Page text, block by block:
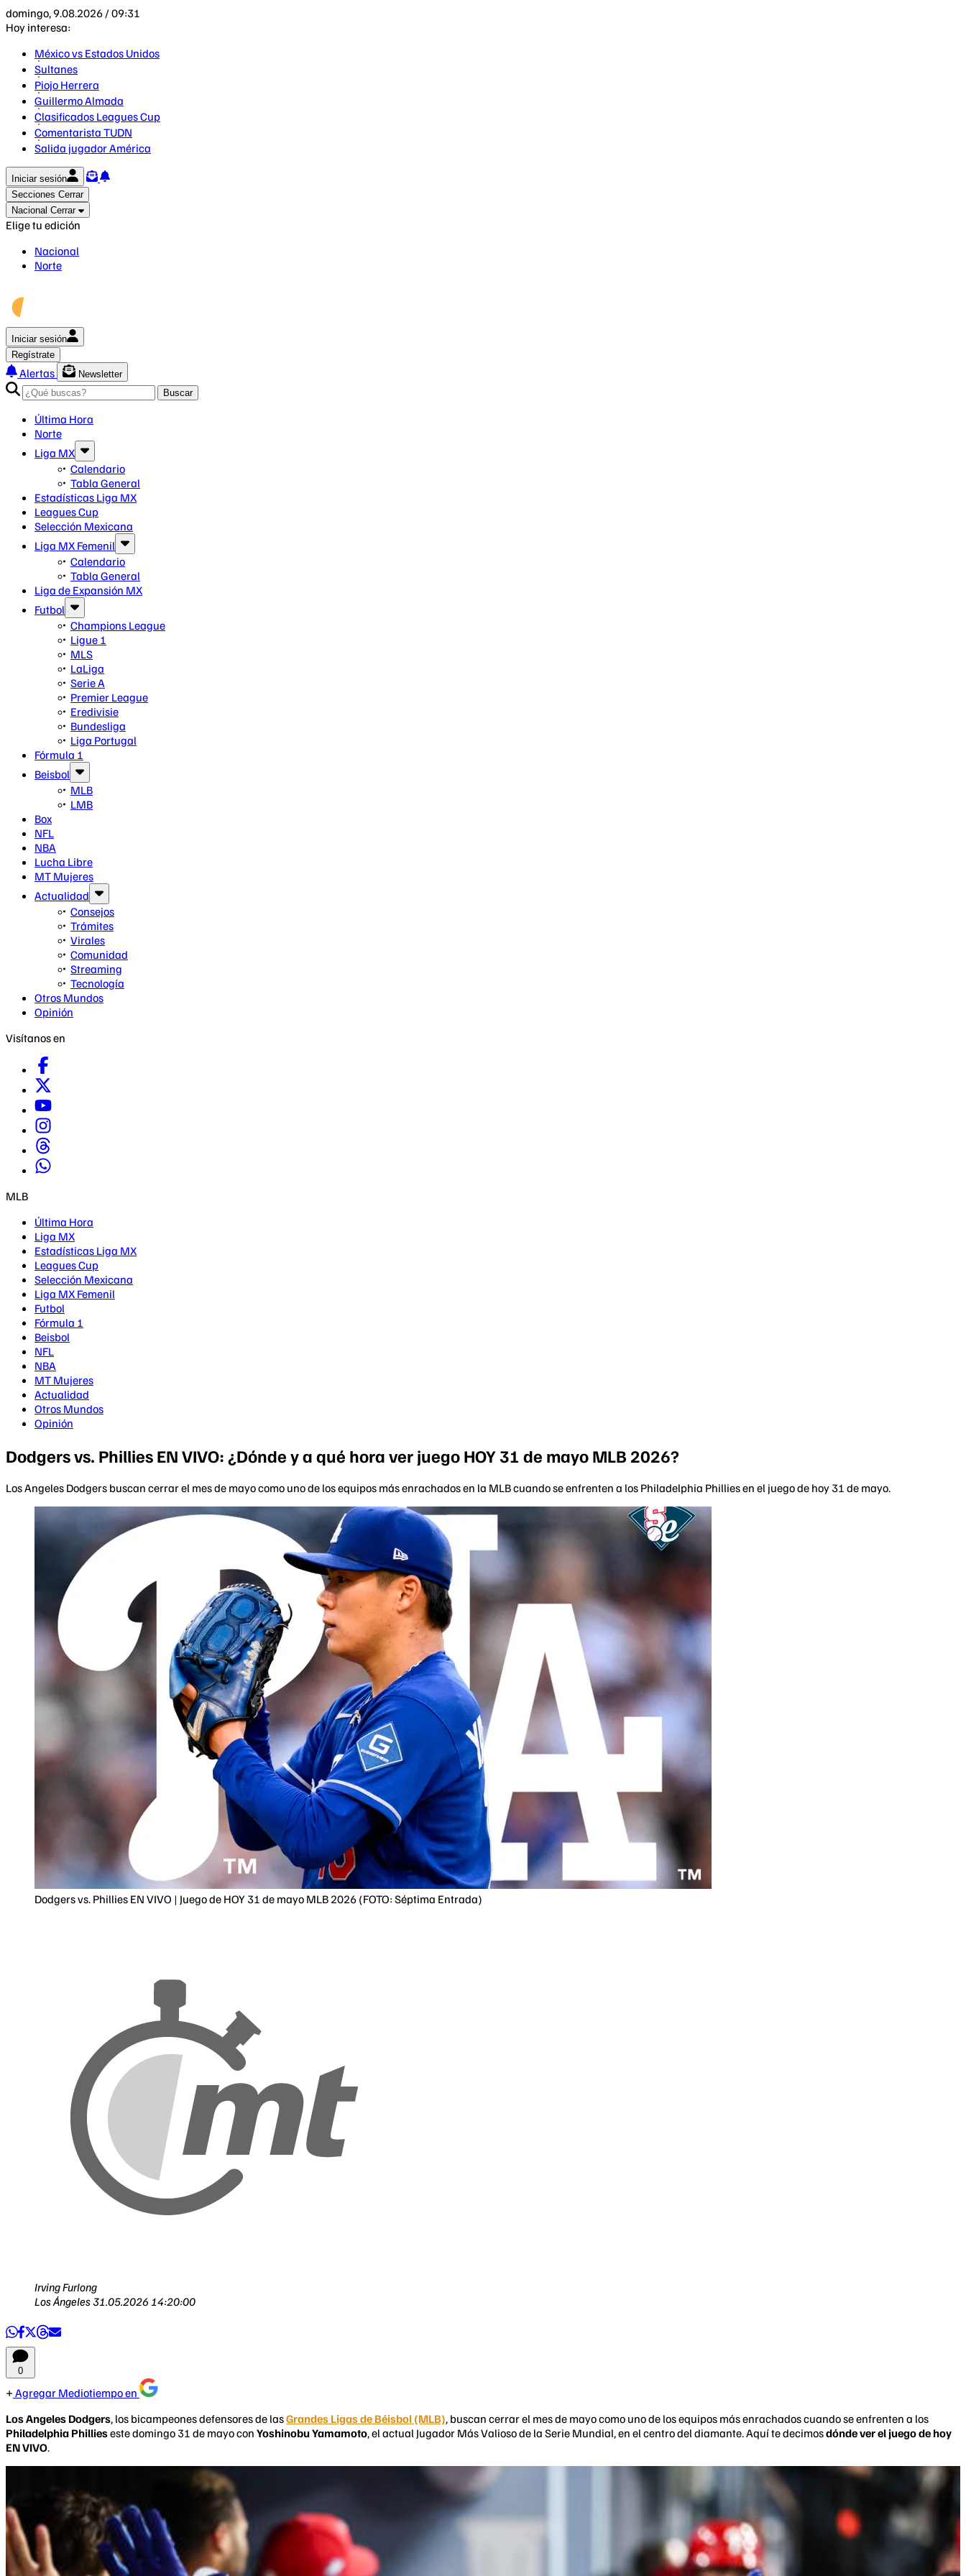
domingo, 9.08.2026 / 09:31
Hoy interesa:
México vs Estados Unidos
Sultanes
Piojo Herrera
Guillermo Almada
Clasificados Leagues Cup
Comentarista TUDN
Salida jugador América
Iniciar sesión
Secciones Cerrar
Nacional Cerrar
Elige tu edición
Nacional
Norte
Iniciar sesión
Regístrate
Alertas
Newsletter
Buscar
Última Hora
Norte
Liga MX
Calendario
Tabla General
Estadísticas Liga MX
Leagues Cup
Selección Mexicana
Liga MX Femenil
Calendario
Tabla General
Liga de Expansión MX
Futbol
Champions League
Ligue 1
MLS
LaLiga
Serie A
Premier League
Eredivisie
Bundesliga
Liga Portugal
Fórmula 1
Beisbol
MLB
LMB
Box
NFL
NBA
Lucha Libre
MT Mujeres
Actualidad
Consejos
Trámites
Virales
Comunidad
Streaming
Tecnología
Otros Mundos
Opinión
Visítanos en
MLB
Última Hora
Liga MX
Estadísticas Liga MX
Leagues Cup
Selección Mexicana
Liga MX Femenil
Futbol
Fórmula 1
Beisbol
NFL
NBA
MT Mujeres
Actualidad
Otros Mundos
Opinión
Dodgers vs. Phillies EN VIVO: ¿Dónde y a qué hora ver juego HOY 31 de mayo MLB 2026?
Los Angeles Dodgers buscan cerrar el mes de mayo como uno de los equipos más enrachados en la MLB cuando se enfrenten a los Philadelphia Phillies en el juego de hoy 31 de mayo.
Dodgers vs. Phillies EN VIVO | Juego de HOY 31 de mayo MLB 2026 (FOTO: Séptima Entrada)
Irving Furlong
Los Ángeles31.05.2026 14:20:00
0
Agregar Mediotiempo en
Los Angeles Dodgers, los bicampeones defensores de lasGrandes Ligas de Béisbol (MLB), buscan cerrar el mes de mayo como uno de los equipos más enrachados cuando se enfrenten a los
Philadelphia Phillieseste domingo 31 de mayo con Yoshinobu Yamamoto, el actual Jugador Más Valioso de la Serie Mundial, en el centro del diamante. Aquí te decimosdónde ver el juego de hoy
EN VIVO.